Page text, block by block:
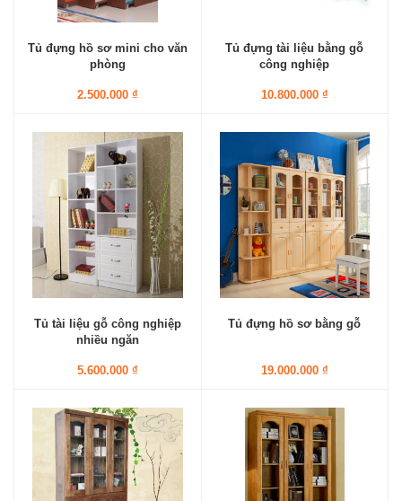
Tủ đựng hồ sơ mini cho văn
phòng
2.500.000 ₫
Tủ đựng tài liệu bằng gỗ
công nghiệp
10.800.000 ₫
Tủ tài liệu gỗ công nghiệp
nhiều ngăn
5.600.000 ₫
Tủ đựng hồ sơ bằng gỗ
19.000.000 ₫